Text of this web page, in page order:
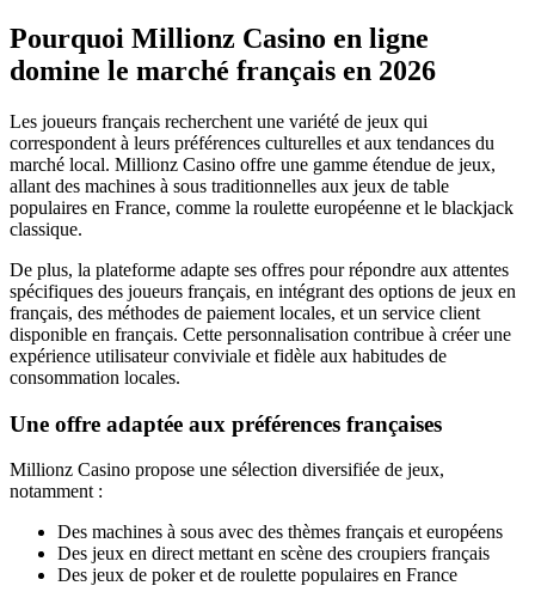
Pourquoi Millionz Casino en ligne
domine le marché français en 2026
Les joueurs français recherchent une variété de jeux qui
correspondent à leurs préférences culturelles et aux tendances du
marché local. Millionz Casino offre une gamme étendue de jeux,
allant des machines à sous traditionnelles aux jeux de table
populaires en France, comme la roulette européenne et le blackjack
classique.
De plus, la plateforme adapte ses offres pour répondre aux attentes
spécifiques des joueurs français, en intégrant des options de jeux en
français, des méthodes de paiement locales, et un service client
disponible en français. Cette personnalisation contribue à créer une
expérience utilisateur conviviale et fidèle aux habitudes de
consommation locales.
Une offre adaptée aux préférences françaises
Millionz Casino propose une sélection diversifiée de jeux,
notamment :
Des machines à sous avec des thèmes français et européens
Des jeux en direct mettant en scène des croupiers français
Des jeux de poker et de roulette populaires en France